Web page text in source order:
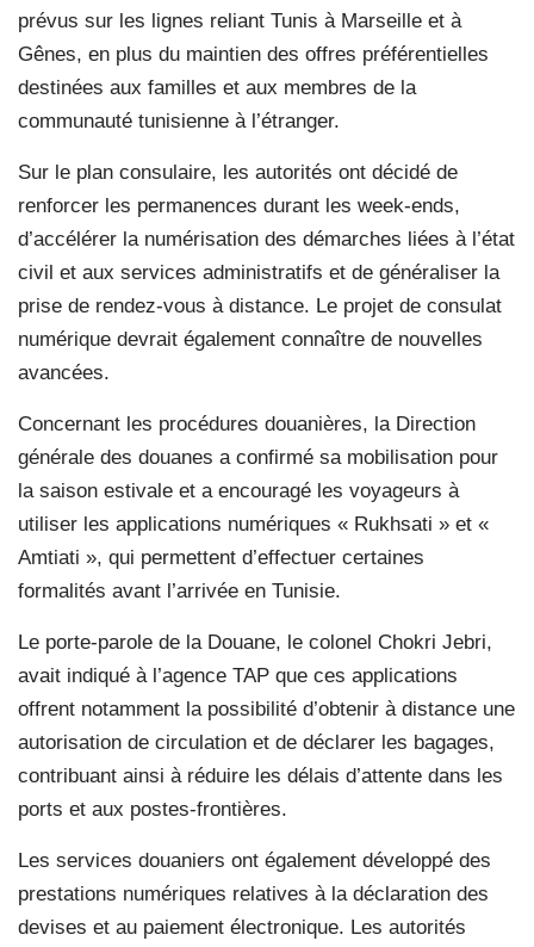
prévus sur les lignes reliant Tunis à Marseille et à
Gênes, en plus du maintien des offres préférentielles
destinées aux familles et aux membres de la
communauté tunisienne à l’étranger.
Sur le plan consulaire, les autorités ont décidé de
renforcer les permanences durant les week-ends,
d’accélérer la numérisation des démarches liées à l’état
civil et aux services administratifs et de généraliser la
prise de rendez-vous à distance. Le projet de consulat
numérique devrait également connaître de nouvelles
avancées.
Concernant les procédures douanières, la Direction
générale des douanes a confirmé sa mobilisation pour
la saison estivale et a encouragé les voyageurs à
utiliser les applications numériques « Rukhsati » et «
Amtiati », qui permettent d’effectuer certaines
formalités avant l’arrivée en Tunisie.
Le porte-parole de la Douane, le colonel Chokri Jebri,
avait indiqué à l’agence TAP que ces applications
offrent notamment la possibilité d’obtenir à distance une
autorisation de circulation et de déclarer les bagages,
contribuant ainsi à réduire les délais d’attente dans les
ports et aux postes-frontières.
Les services douaniers ont également développé des
prestations numériques relatives à la déclaration des
devises et au paiement électronique. Les autorités